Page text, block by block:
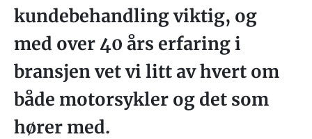
kundebehandling viktig, og
med over 40 års erfaring i
bransjen vet vi litt av hvert om
både motorsykler og det som
hører med.